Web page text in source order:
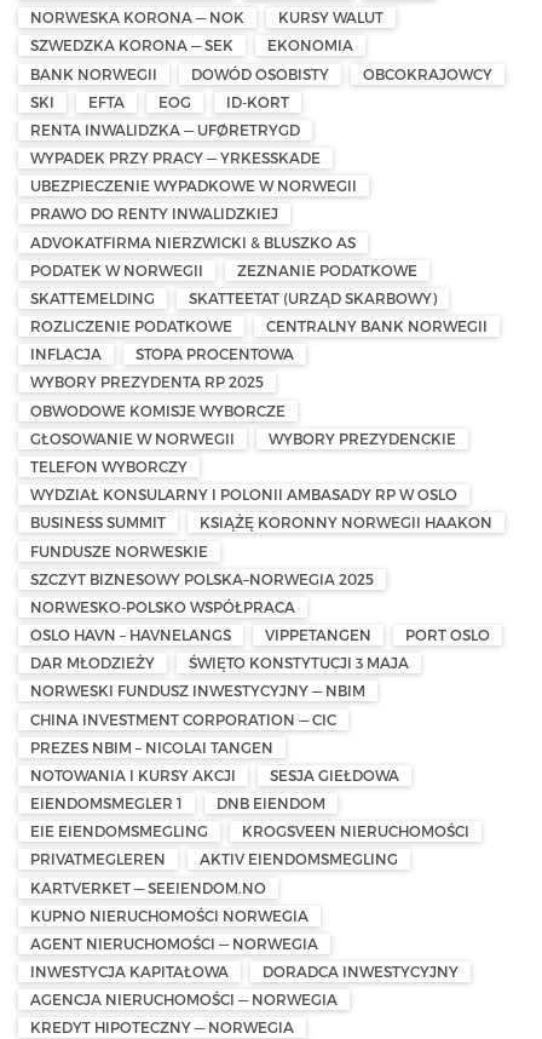
NORWESKA KORONA — NOK
KURSY WALUT
SZWEDZKA KORONA — SEK
EKONOMIA
BANK NORWEGII
DOWÓD OSOBISTY
OBCOKRAJOWCY
SKI
EFTA EOG
ID-KORT
RENTA INWALIDZKA — UFØRETRYGD
WYPADEK PRZY PRACY — YRKESSKADE
UBEZPIECZENIE WYPADKOWE W NORWEGII
PRAWO DO RENTY INWALIDZKIEJ
ADVOKATFIRMA NIERZWICKI & BLUSZKO AS
PODATEK W NORWEGII
ZEZNANIE PODATKOWE
SKATTEMELDING
SKATTEETAT (URZĄD SKARBOWY)
ROZLICZENIE PODATKOWE
CENTRALNY BANK NORWEGII
INFLACJA
STOPA PROCENTOWA
WYBORY PREZYDENTA RP 2025
OBWODOWE KOMISJE WYBORCZE
GŁOSOWANIE W NORWEGII
WYBORY PREZYDENCKIE
TELEFON WYBORCZY
WYDZIAŁ KONSULARNY I POLONII AMBASADY RP W OSLO
BUSINESS SUMMIT
KSIĄŻĘ KORONNY NORWEGII HAAKON
FUNDUSZE NORWESKIE
SZCZYT BIZNESOWY POLSKA–NORWEGIA 2025
NORWESKO-POLSKO WSPÓŁPRACA
OSLO HAVN – HAVNELANGS
VIPPETANGEN
PORT OSLO
DAR MŁODZIEŻY
ŚWIĘTO KONSTYTUCJI 3 MAJA
NORWESKI FUNDUSZ INWESTYCYJNY — NBIM
CHINA INVESTMENT CORPORATION — CIC
PREZES NBIM – NICOLAI TANGEN
NOTOWANIA I KURSY AKCJI
SESJA GIEŁDOWA
EIENDOMSMEGLER 1
DNB EIENDOM
EIE EIENDOMSMEGLING
KROGSVEEN NIERUCHOMOŚCI
PRIVATMEGLEREN
AKTIV EIENDOMSMEGLING
KARTVERKET — SEEIENDOM.NO
KUPNO NIERUCHOMOŚCI NORWEGIA
AGENT NIERUCHOMOŚCI — NORWEGIA
INWESTYCJA KAPITAŁOWA
DORADCA INWESTYCYJNY
AGENCJA NIERUCHOMOŚCI — NORWEGIA
KREDYT HIPOTECZNY — NORWEGIA